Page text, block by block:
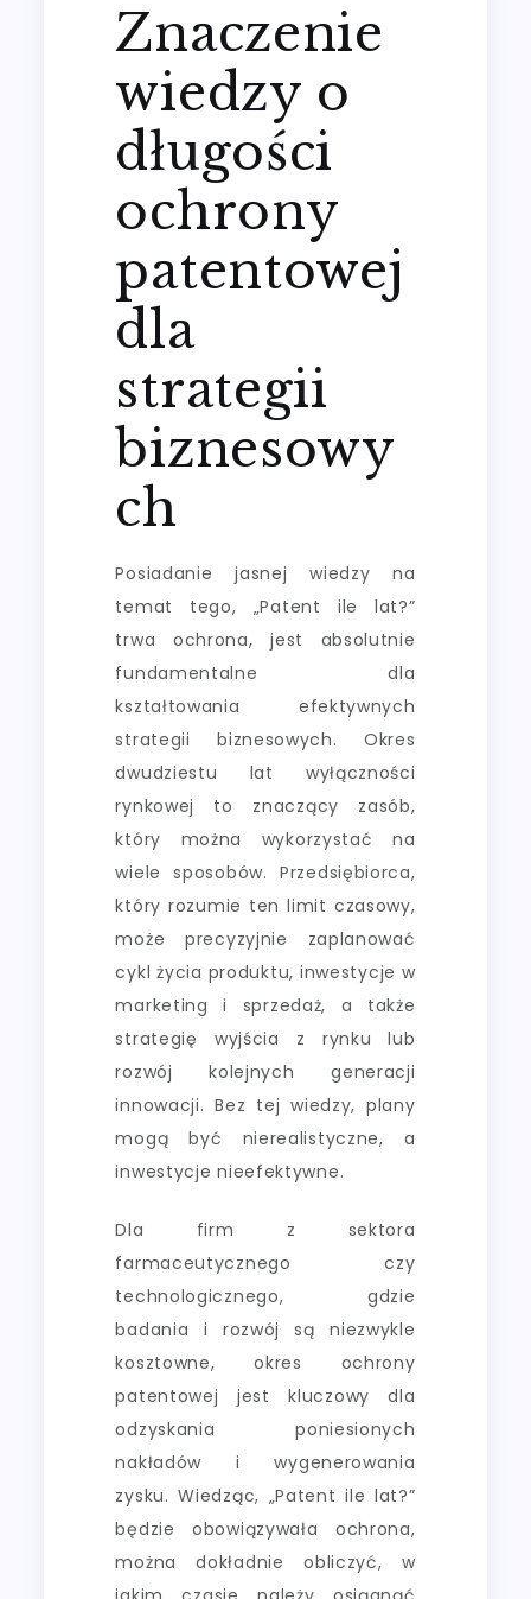
Znaczenie
wiedzy o
długości
ochrony
patentowej
dla
strategii
biznesowy
ch
Posiadanie jasnej wiedzy na
temat tego, „Patent ile lat?”
trwa ochrona, jest absolutnie
fundamentalne dla
kształtowania efektywnych
strategii biznesowych. Okres
dwudziestu lat wyłączności
rynkowej to znaczący zasób,
który można wykorzystać na
wiele sposobów. Przedsiębiorca,
który rozumie ten limit czasowy,
może precyzyjnie zaplanować
cykl życia produktu, inwestycje w
marketing i sprzedaż, a także
strategię wyjścia z rynku lub
rozwój kolejnych generacji
innowacji. Bez tej wiedzy, plany
mogą być nierealistyczne, a
inwestycje nieefektywne.
Dla firm z sektora
farmaceutycznego czy
technologicznego, gdzie
badania i rozwój są niezwykle
kosztowne, okres ochrony
patentowej jest kluczowy dla
odzyskania poniesionych
nakładów i wygenerowania
zysku. Wiedząc, „Patent ile lat?”
będzie obowiązywała ochrona,
można dokładnie obliczyć, w